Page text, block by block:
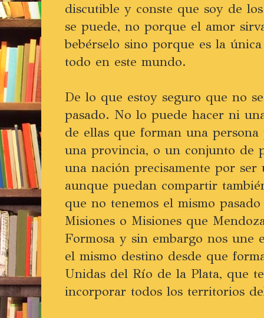
discutible y conste que soy de
se puede, no porque el amor
bebérselo sino porque es la
todo en este mundo.
De lo que estoy seguro que no
pasado. No lo puede hacer ni
de ellas que forman una
una provincia, o un conjunto de
una nación precisamente por
aunque puedan compartir
que no tenemos el mismo
Misiones o Misiones que
Formosa y sin embargo nos une
el mismo destino desde que
Unidas del Río de la Plata, que
incorporar todos los territorios